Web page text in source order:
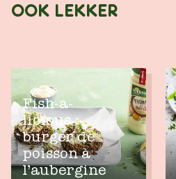
OOK LEKKER
Fish-a-
licious :
burger de
poisson à
l’aubergine